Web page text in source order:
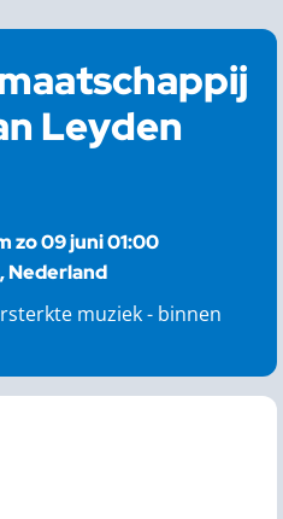
Leyden
zo 09 juni 01:00
Nederland
muziek - binnen